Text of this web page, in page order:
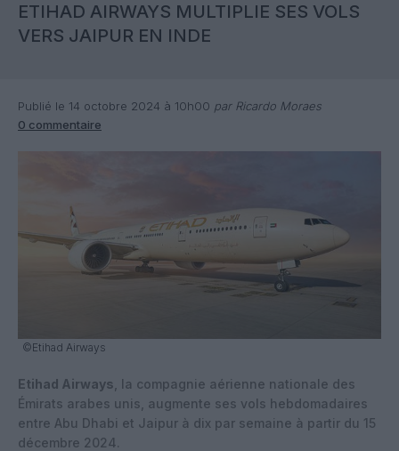
ETIHAD AIRWAYS MULTIPLIE SES VOLS
VERS JAIPUR EN INDE
Publié le 14 octobre 2024 à 10h00 par Ricardo Moraes
0 commentaire
©Etihad Airways
Etihad Airways , la compagnie aérienne nationale des
Émirats arabes unis, augmente ses vols hebdomadaires
entre Abu Dhabi et Jaipur à dix par semaine à partir du 15
décembre 2024.